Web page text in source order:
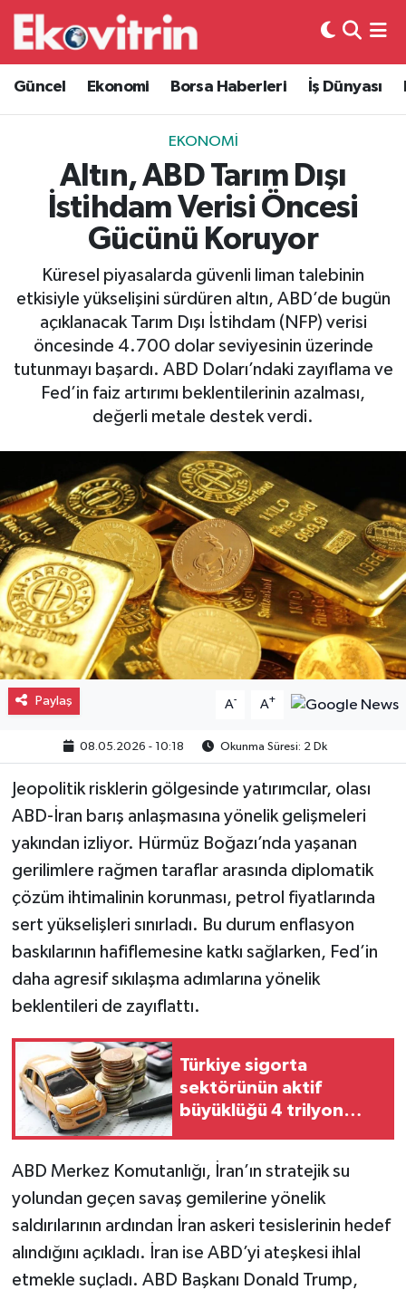
Güncel Ekonomi Borsa Haberleri İş Dünyası
EKONOMI
Altın, ABD Tarım Dışı
İstihdam Verisi Öncesi
Gücünü Koruyor
Küresel piyasalarda güvenli liman talebinin
etkisiyle yükselişini sürdüren altın, ABD’de bugün
açıklanacak Tarım Dışı İstihdam (NFP) verisi
öncesinde 4.700 dolar seviyesinin üzerinde
tutunmayı başardı. ABD Doları’ndaki zayıflama ve
Fed’in faiz artırımı beklentilerinin azalması,
değerli metale destek verdi.
Paylaş A- A+
08.05.2026 - 10:18 Okunma Süresi: 2 Dk
Jeopolitik risklerin gölgesinde yatırımcılar, olası
ABD-İran barış anlaşmasına yönelik gelişmeleri
yakından izliyor. Hürmüz Boğazı’nda yaşanan
gerilimlere rağmen taraflar arasında diplomatik
çözüm ihtimalinin korunması, petrol fiyatlarında
sert yükselişleri sınırladı. Bu durum enflasyon
baskılarının hafiflemesine katkı sağlarken, Fed’in
daha agresif sıkılaşma adımlarına yönelik
beklentileri de zayıflattı.
Türkiye sigorta
sektörünün aktif
büyüklüğü 4 trilyon
ABD Merkez Komutanlığı, İran’ın stratejik su
yolundan geçen savaş gemilerine yönelik
saldırılarının ardından İran askeri tesislerinin hedef
alındığını açıkladı. İran ise ABD’yi ateşkesi ihlal
etmekle suçladı. ABD Başkanı Donald Trump,
Güncel
Ekonomi
Borsa Haberleri
İş Dünyası
Lojistik
Otovitrin
Asayiş
Magazin
Spor
Eğitim
Hava Durumu
Trafik Durumu
Süper Lig Puan Durumu ve Fikstür
Tüm Manşetler
Son Dakika Haberleri
Haber Arşivi